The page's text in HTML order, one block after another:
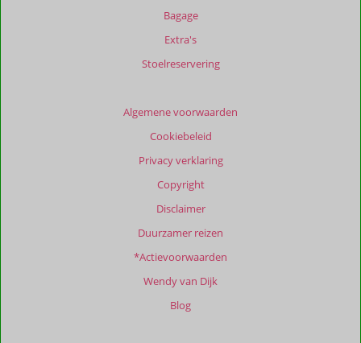
Bagage
Extra's
Stoelreservering
Algemene voorwaarden
Cookiebeleid
Privacy verklaring
Copyright
Disclaimer
Duurzamer reizen
*Actievoorwaarden
Wendy van Dijk
Blog